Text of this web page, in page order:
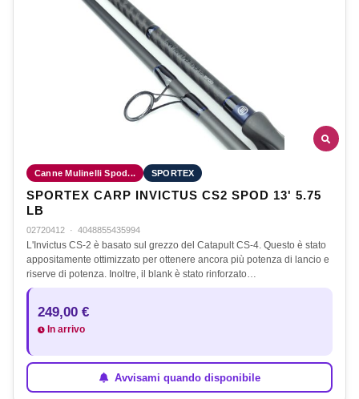
Canne Mulinelli Spod... SPORTEX
SPORTEX CARP INVICTUS CS2 SPOD 13' 5.75
LB
02720412 · 4048855435994
L'Invictus CS-2 è basato sul grezzo del Catapult CS-4. Questo è stato
appositamente ottimizzato per ottenere ancora più potenza di lancio e
riserve di potenza. Inoltre, il blank è stato rinforzato…
249,00 €
In arrivo
Avvisami quando disponibile